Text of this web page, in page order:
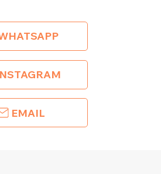
EMAIL